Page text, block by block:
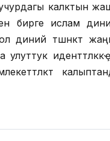
калктын
бирге ислам
диний түшүнүктү